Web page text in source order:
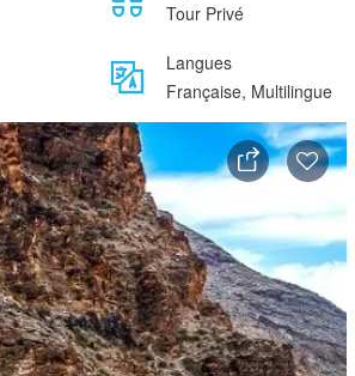
Tour Privé
Langues
Française, Multilingue